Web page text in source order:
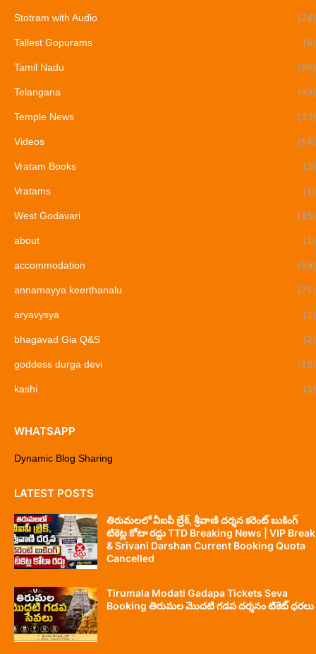
Stotram with Audio (24)
Tallest Gopurams (6)
Tamil Nadu (96)
Telangana (49)
Temple News (33)
Videos (54)
Vratam Books (2)
Vratams (1)
West Godavari (18)
about (1)
accommodation (59)
annamayya keerthanalu (71)
aryavysya (1)
bhagavad Gia Q&S (2)
goddess durga devi (18)
kashi (3)
WHATSAPP
Dynamic Blog Sharing
LATEST POSTS
తిరుమలలో వీఐపీ బ్రేక్, శ్రీవాణి దర్శన కరెంట్ బుకింగ్
టికెట్ల కోటా రద్దు TTD Breaking News | VIP Break
& Srivani Darshan Current Booking Quota
Cancelled
Tirumala Modati Gadapa Tickets Seva
Booking తిరుమల మొదటి గడప దర్శనం టికెట్ ధరలు